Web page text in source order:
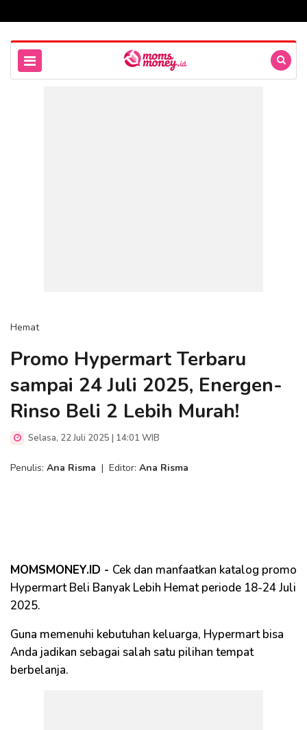
Hemat
Promo Hypermart Terbaru
sampai 24 Juli 2025, Energen-
Rinso Beli 2 Lebih Murah!
Selasa, 22 Juli 2025 | 14:01 WIB
Penulis: Ana Risma | Editor: Ana Risma
MOMSMONEY.ID - Cek dan manfaatkan katalog promo
Hypermart Beli Banyak Lebih Hemat periode 18-24 Juli
2025.
Guna memenuhi kebutuhan keluarga, Hypermart bisa
Anda jadikan sebagai salah satu pilihan tempat
berbelanja.